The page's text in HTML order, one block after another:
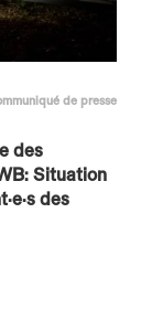
de presse
des
Situation
des